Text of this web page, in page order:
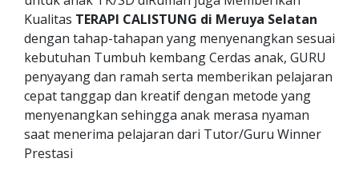
Kualitas TERAPI CALISTUNG di Meruya Selatan
dengan tahap-tahapan yang menyenangkan sesuai
kebutuhan Tumbuh kembang Cerdas anak, GURU
penyayang dan ramah serta memberikan pelajaran
cepat tanggap dan kreatif dengan metode yang
menyenangkan sehingga anak merasa nyaman
saat menerima pelajaran dari Tutor/Guru Winner
Prestasi